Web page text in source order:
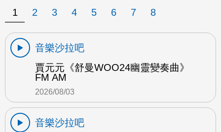
1 2 3 4 5 6 7 8
音樂沙拉吧
賈元元《舒曼WOO24幽靈變奏曲》
FM AM
2026/08/03
音樂沙拉吧